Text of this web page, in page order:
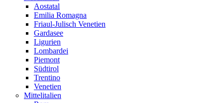
Aostatal
Emilia Romagna
Friaul-Julisch Venetien
Gardasee
Ligurien
Lombardei
Piemont
Südtirol
Trentino
Venetien
Mittelitalien